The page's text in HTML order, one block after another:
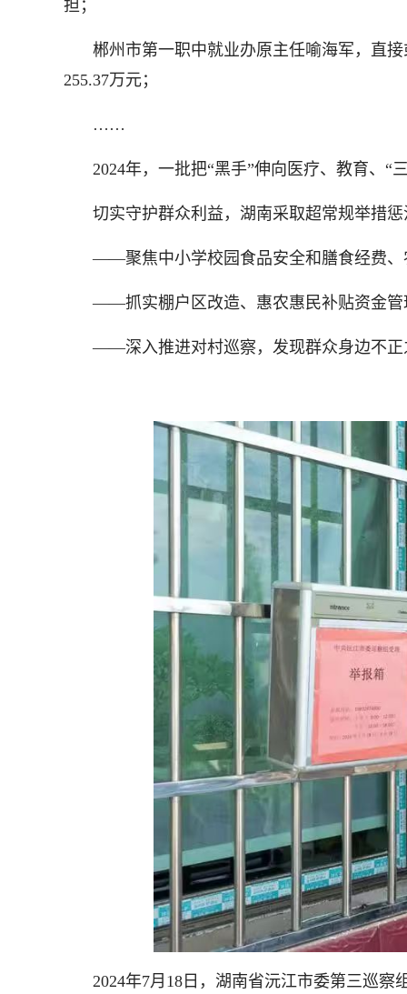
担；
郴州市第一职中就业办原主任喻海军，直
255.37万元；
……
2024年，一批把“黑手”伸向医疗、教育、“
切实守护群众利益，湖南采取超常规举措
——聚焦中小学校园食品安全和膳食经费、
——抓实棚户区改造、惠农惠民补贴资金管
——深入推进对村巡察，发现群众身边不正
2024年7月18日，湖南省沅江市委第三巡